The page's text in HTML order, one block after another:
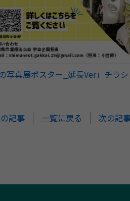
写真展ポスター_延長Ver」チラシ
記事 一覧に戻る 次の記